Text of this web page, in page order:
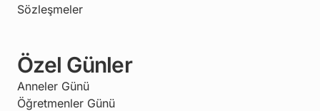
Sözleşmeler
Özel Günler
Anneler Günü
Öğretmenler Günü